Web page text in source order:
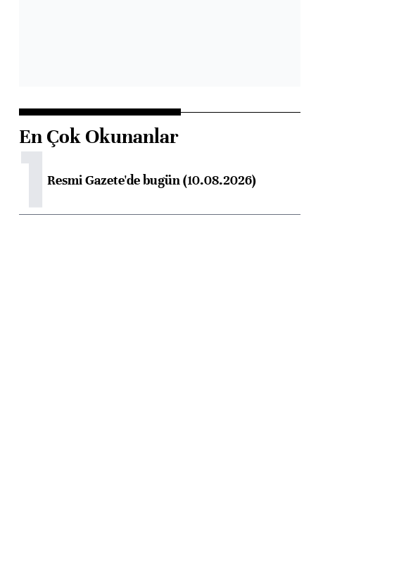
En Çok Okunanlar
1Resmi Gazete'de bugün (10.08.2026)